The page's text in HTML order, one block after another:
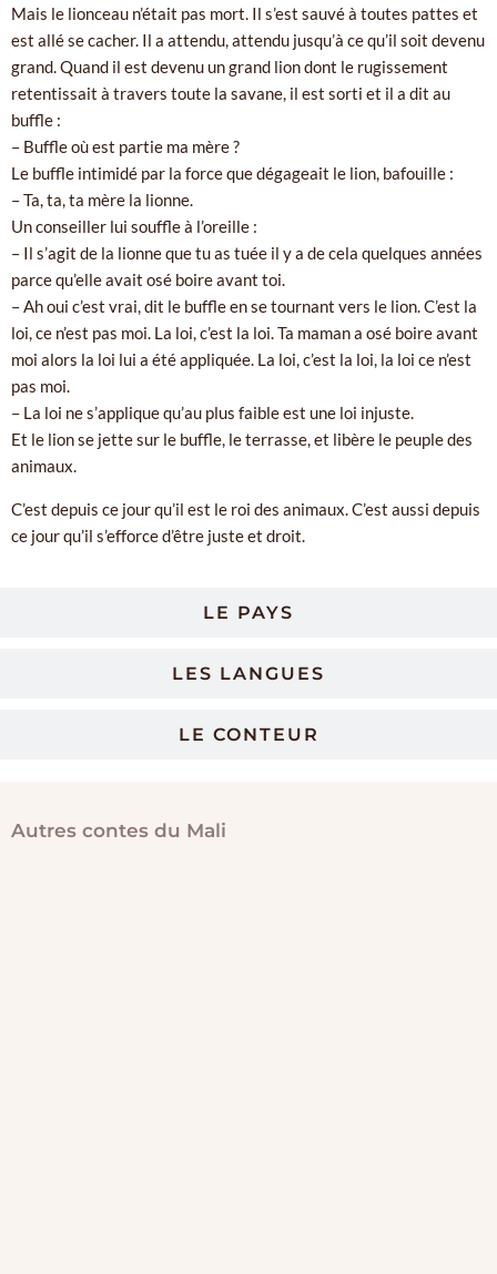
LE PAYS
LES LANGUES
LE CONTEUR
Mais le lionceau n’était pas mort. Il s’est sauvé à toutes pattes et
est allé se cacher. Il a attendu, attendu jusqu’à ce qu’il soit devenu
grand. Quand il est devenu un grand lion dont le rugissement
retentissait à travers toute la savane, il est sorti et il a dit au
buffle :
– Buffle où est partie ma mère ?
Le buffle intimidé par la force que dégageait le lion, bafouille :
– Ta, ta, ta mère la lionne.
Un conseiller lui souffle à l’oreille :
– Il s’agit de la lionne que tu as tuée il y a de cela quelques années
parce qu’elle avait osé boire avant toi.
– Ah oui c’est vrai, dit le buffle en se tournant vers le lion. C’est la
loi, ce n’est pas moi. La loi, c’est la loi. Ta maman a osé boire avant
moi alors la loi lui a été appliquée. La loi, c’est la loi, la loi ce n’est
pas moi.
– La loi ne s’applique qu’au plus faible est une loi injuste.
Et le lion se jette sur le buffle, le terrasse, et libère le peuple des
animaux.
C’est depuis ce jour qu’il est le roi des animaux. C’est aussi depuis
ce jour qu’il s’efforce d’être juste et droit.
Autres contes du Mali